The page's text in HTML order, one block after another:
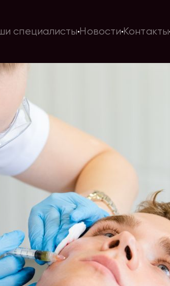
специалисты Новости Контакты